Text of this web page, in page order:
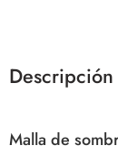
Descripción
Malla de